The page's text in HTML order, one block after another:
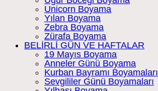
Unicorn Boyama
Yılan Boyama
Zebra Boyama
Zürafa Boyama
BELİRLİ GÜN VE HAFTALAR
19 Mayıs Boyama
Anneler Günü Boyama
Kurban Bayramı Boyamaları
Sevgililer Günü Boyamaları